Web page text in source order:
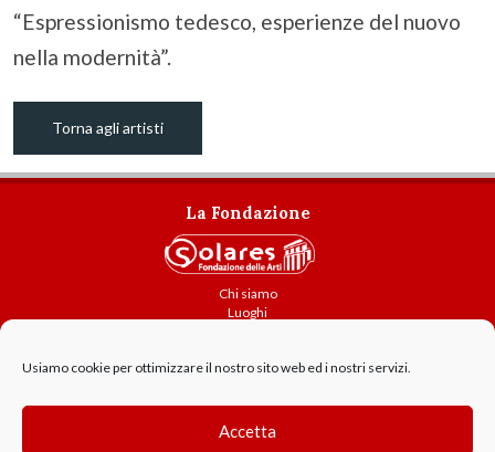
Usiamo cookie per ottimizzare il nostro sito web ed i nostri servizi.
Accetta
“Espressionismo tedesco, esperienze del nuovo
nella modernità”.
Torna agli artisti
La Fondazione
Chi siamo
Luoghi
Contatti
Cookie Policy
GDPR - Privacy